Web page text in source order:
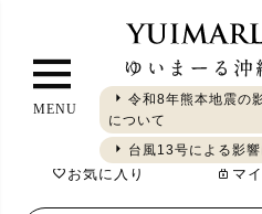
MENU
令和8年熊本地震の
について
台風13号による影
やちむん 琉球ガ
お気に入り マ